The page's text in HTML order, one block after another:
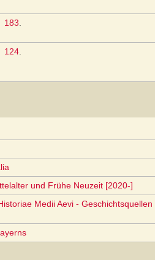
183
124
und Frühe Neuzeit [2020-]
Medii Aevi -